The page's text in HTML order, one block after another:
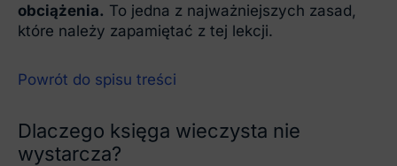
obciążenia. To jedna z najważniejszych zasad,
które należy zapamiętać z tej lekcji.
Powrót do spisu treści
Dlaczego księga wieczysta nie
wystarcza?